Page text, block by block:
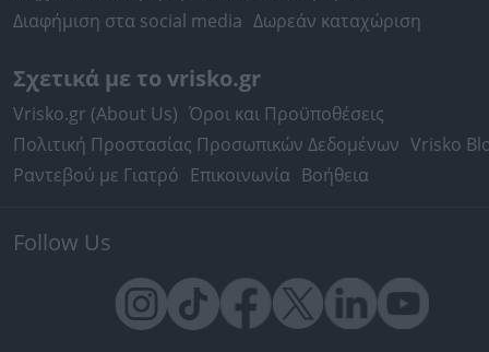
Διαφήμιση στα social media Δωρεάν καταχώριση
Σχετικά με το vrisko.gr
Vrisko.gr (About Us) Όροι και Προϋποθέσεις
Πολιτική Προστασίας Προσωπικών Δεδομένων Vrisko
Ραντεβού με Γιατρό Επικοινωνία Βοήθεια
Follow Us